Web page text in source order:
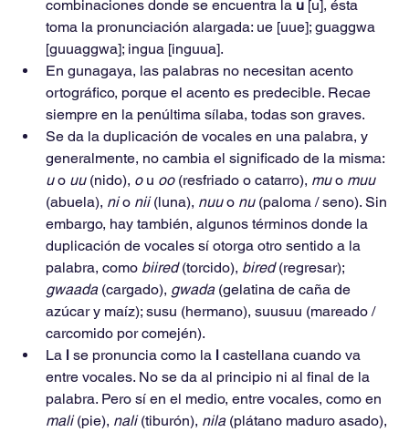
combinaciones donde se encuentra la u [u], ésta
toma la pronunciación alargada: ue [uue]; guaggwa
[guuaggwa]; ingua [inguua].
En gunagaya, las palabras no necesitan acento
ortográfico, porque el acento es predecible. Recae
siempre en la penúltima sílaba, todas son graves.
Se da la duplicación de vocales en una palabra, y
generalmente, no cambia el significado de la misma:
u o uu (nido), o u oo (resfriado o catarro), mu o muu
(abuela), ni o nii (luna), nuu o nu (paloma / seno). Sin
embargo, hay también, algunos términos donde la
duplicación de vocales sí otorga otro sentido a la
palabra, como biired (torcido), bired (regresar);
gwaada (cargado), gwada (gelatina de caña de
azúcar y maíz); susu (hermano), suusuu (mareado /
carcomido por comején).
La l se pronuncia como la l castellana cuando va
entre vocales. No se da al principio ni al final de la
palabra. Pero sí en el medio, entre vocales, como en
mali (pie), nali (tiburón), nila (plátano maduro asado),